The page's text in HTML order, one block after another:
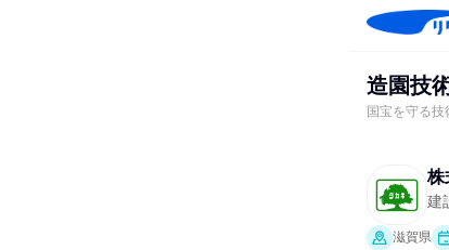
造園技
国宝を守る
株
建
滋賀県